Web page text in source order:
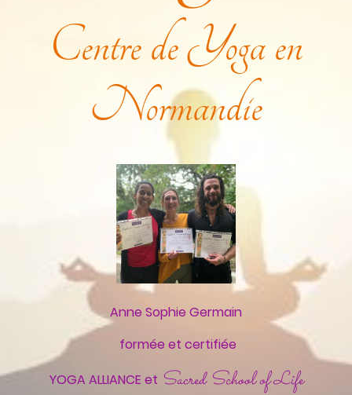
Centre de Yoga en
Normandie
Anne Sophie Germain
formée et certifiée
YOGA ALLIANCE et Sacred School of Life